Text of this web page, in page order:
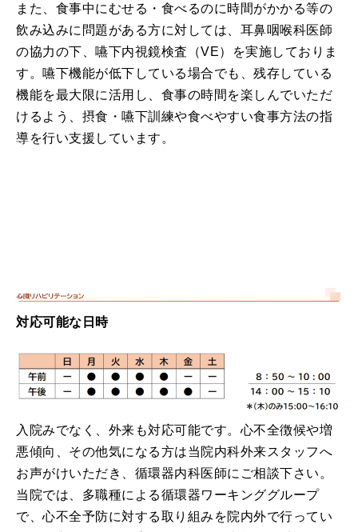
また、食事中にむせる・食べるのに時間がかかる等の
飲み込みに問題がある方に対しては、耳鼻咽喉科医師
の協力の下、嚥下内視鏡検査（VE）を実施しておりま
す。嚥下機能が低下している場合でも、残存している
機能を最大限に活用し、食事の時間を楽しんでいただ
けるよう、摂食・嚥下訓練や食べやすい食事方法の指
導を行い支援しています。
対応可能な日時
入院みでなく、外来も対応可能です。心不全徴候や増
悪傾向、その他気になる方は当院内科外来スタッフへ
お声がけいただき、循環器内科医師にご相談下さい。
当院では、多職種による循環器ワーキンググループ
で、心不全予防に対する取り組みを院内外で行ってい